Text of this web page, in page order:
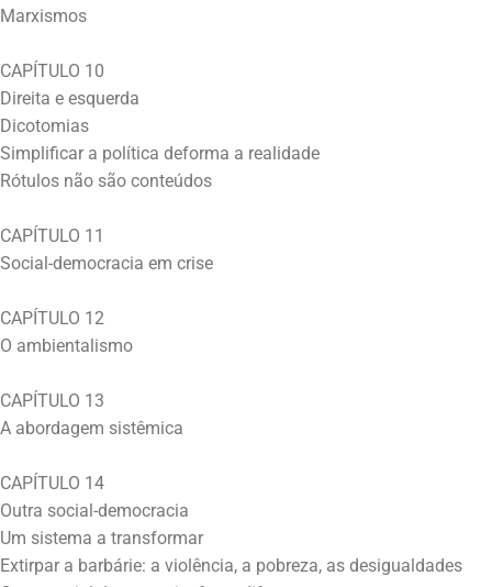
Marxismos
CAPÍTULO 10
Direita e esquerda
Dicotomias
Simplificar a política deforma a realidade
Rótulos não são conteúdos
CAPÍTULO 11
Social-democracia em crise
CAPÍTULO 12
O ambientalismo
CAPÍTULO 13
A abordagem sistêmica
CAPÍTULO 14
Outra social-democracia
Um sistema a transformar
Extirpar a barbárie: a violência, a pobreza, as desigualdades